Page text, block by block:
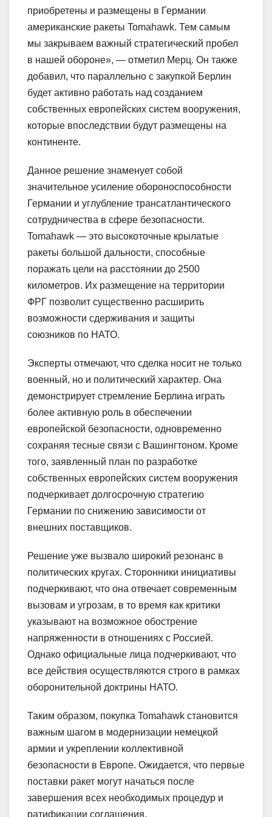
приобретены и размещены в Германии
американские ракеты Tomahawk. Тем самым
мы закрываем важный стратегический пробел
в нашей обороне», — отметил Мерц. Он также
добавил, что параллельно с закупкой Берлин
будет активно работать над созданием
собственных европейских систем вооружения,
которые впоследствии будут размещены на
континенте.
Данное решение знаменует собой
значительное усиление обороноспособности
Германии и углубление трансатлантического
сотрудничества в сфере безопасности.
Tomahawk — это высокоточные крылатые
ракеты большой дальности, способные
поражать цели на расстоянии до 2500
километров. Их размещение на территории
ФРГ позволит существенно расширить
возможности сдерживания и защиты
союзников по НАТО.
Эксперты отмечают, что сделка носит не только
военный, но и политический характер. Она
демонстрирует стремление Берлина играть
более активную роль в обеспечении
европейской безопасности, одновременно
сохраняя тесные связи с Вашингтоном. Кроме
того, заявленный план по разработке
собственных европейских систем вооружения
подчеркивает долгосрочную стратегию
Германии по снижению зависимости от
внешних поставщиков.
Решение уже вызвало широкий резонанс в
политических кругах. Сторонники инициативы
подчеркивают, что она отвечает современным
вызовам и угрозам, в то время как критики
указывают на возможное обострение
напряженности в отношениях с Россией.
Однако официальные лица подчеркивают, что
все действия осуществляются строго в рамках
оборонительной доктрины НАТО.
Таким образом, покупка Tomahawk становится
важным шагом в модернизации немецкой
армии и укреплении коллективной
безопасности в Европе. Ожидается, что первые
поставки ракет могут начаться после
завершения всех необходимых процедур и
ратификации соглашения.